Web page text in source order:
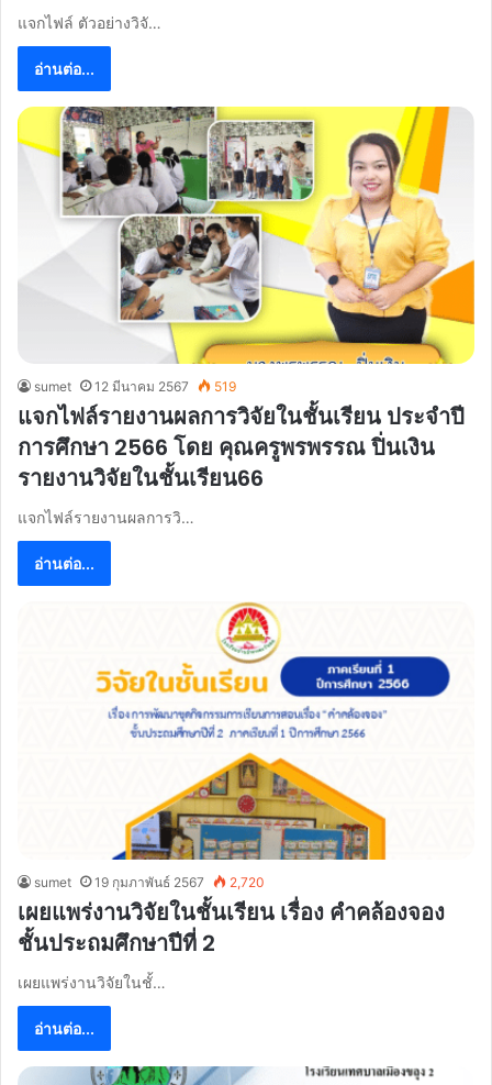
แจกไฟล์ ตัวอย่างวิจั…
อ่านต่อ...
sumet 12 มีนาคม 2567 519
แจกไฟล์รายงานผลการวิจัยในชั้นเรียน ประจำปี
การศึกษา 2566 โดย คุณครูพรพรรณ ปิ่นเงิน
รายงานวิจัยในชั้นเรียน66
แจกไฟล์รายงานผลการวิ…
อ่านต่อ...
sumet 19 กุมภาพันธ์ 2567 2,720
เผยแพร่งานวิจัยในชั้นเรียน เรื่อง คำคล้องจอง
ชั้นประถมศึกษาปีที่ 2
เผยแพร่งานวิจัยในชั้…
อ่านต่อ...